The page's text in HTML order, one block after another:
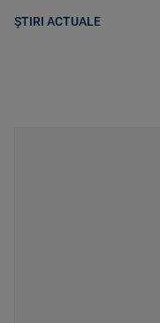
ȘTIRI ACTUALE